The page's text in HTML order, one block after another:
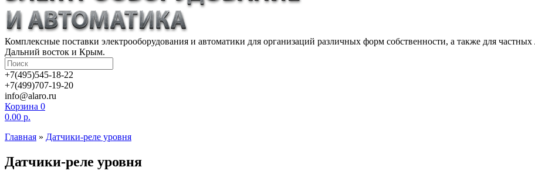
Комплексные поставки электрооборудования и автоматики для организаций различных форм собственности, а также для
Дальний восток и Крым.
+7(495)545-18-22
+7(499)707-19-20
info@alaro.ru
Корзина 0
0.00 р.
Главная » Датчики-реле уровня
Датчики-реле уровня